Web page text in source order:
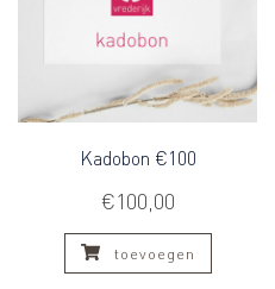
Kadobon €100
€100,00
toevoegen